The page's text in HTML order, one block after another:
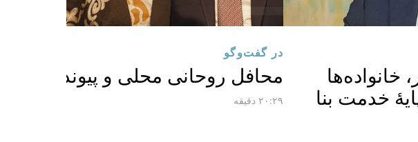
خانواده‌ها
خدمت بنا
در گفت‌وگو
محافل روحانی محلی و پیوندهای
۲۰:۲۹ دقیقه